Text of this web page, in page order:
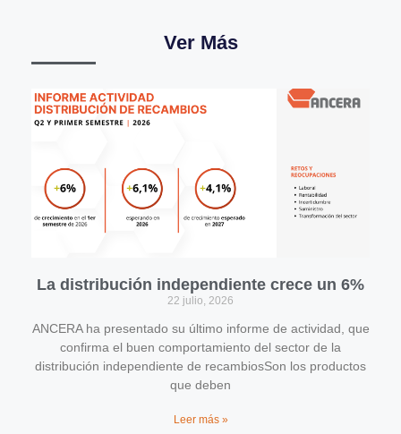
Ver Más
La distribución independiente crece un 6%
22 julio, 2026
ANCERA ha presentado su último informe de actividad, que
confirma el buen comportamiento del sector de la
distribución independiente de recambiosSon los productos
que deben
Leer más »